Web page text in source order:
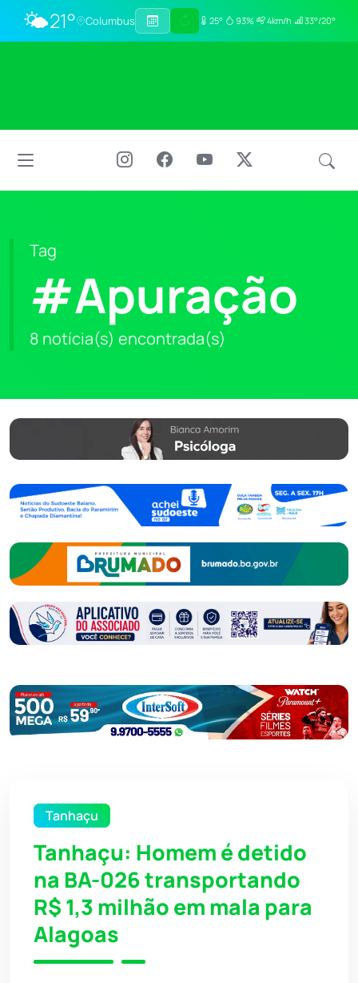
🌤️21° Columbus 25° 93% 4km/h 33°/20°
Tag
#Apuração
8 notícia(s) encontrada(s)
Tanhaçu
Tanhaçu: Homem é detido
na BA-026 transportando
R$ 1,3 milhão em mala para
Alagoas